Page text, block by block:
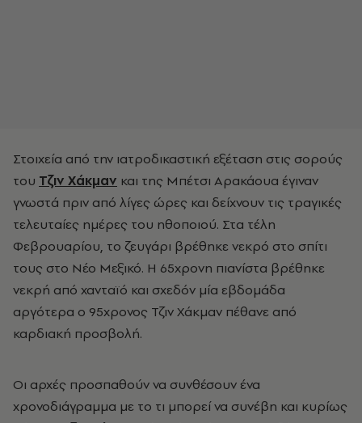
Στοιχεία από την ιατροδικαστική εξέταση στις σορούς
του Τζιν Χάκμαν και της Μπέτσι Αρακάουα έγιναν
γνωστά πριν από λίγες ώρες και δείχνουν τις τραγικές
τελευταίες ημέρες του ηθοποιού. Στα τέλη
Φεβρουαρίου, το ζευγάρι βρέθηκε νεκρό στο σπίτι
τους στο Νέο Μεξικό. Η 65χρονη πιανίστα βρέθηκε
νεκρή από χανταϊό και σχεδόν μία εβδομάδα
αργότερα ο 95χρονος Τζιν Χάκμαν πέθανε από
καρδιακή προσβολή.
Οι αρχές προσπαθούν να συνθέσουν ένα
χρονοδιάγραμμα με το τι μπορεί να συνέβη και κυρίως